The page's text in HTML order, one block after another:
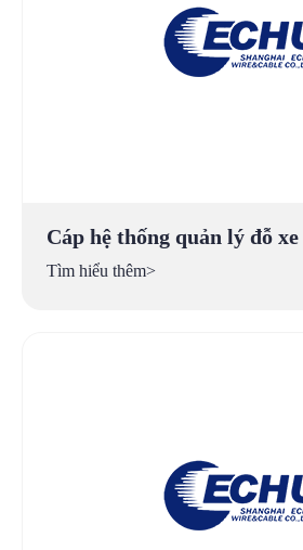
Cáp hệ thống quản lý đỗ xe
Tìm hiểu thêm>